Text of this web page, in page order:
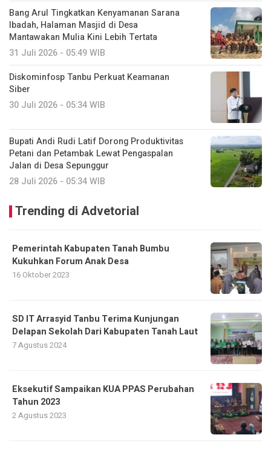
Bang Arul Tingkatkan Kenyamanan Sarana
Ibadah, Halaman Masjid di Desa
Mantawakan Mulia Kini Lebih Tertata
31 Juli 2026 - 05:49 WIB
Diskominfosp Tanbu Perkuat Keamanan
Siber
30 Juli 2026 - 05:34 WIB
Bupati Andi Rudi Latif Dorong Produktivitas
Petani dan Petambak Lewat Pengaspalan
Jalan di Desa Sepunggur
28 Juli 2026 - 05:34 WIB
Trending di Advetorial
Pemerintah Kabupaten Tanah Bumbu
Kukuhkan Forum Anak Desa
16 Oktober 2023
SD IT Arrasyid Tanbu Terima Kunjungan
Delapan Sekolah Dari Kabupaten Tanah Laut
7 Agustus 2024
Eksekutif Sampaikan KUA PPAS Perubahan
Tahun 2023
2 Agustus 2023